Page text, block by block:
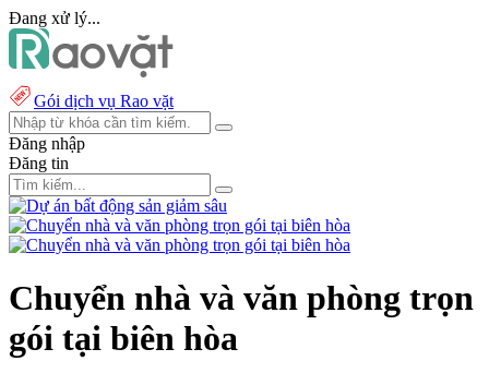
Đang xử lý...
Gói dịch vụ Rao vặt
Đăng nhập
Đăng tin
Chuyển nhà và văn phòng trọn
gói tại biên hòa